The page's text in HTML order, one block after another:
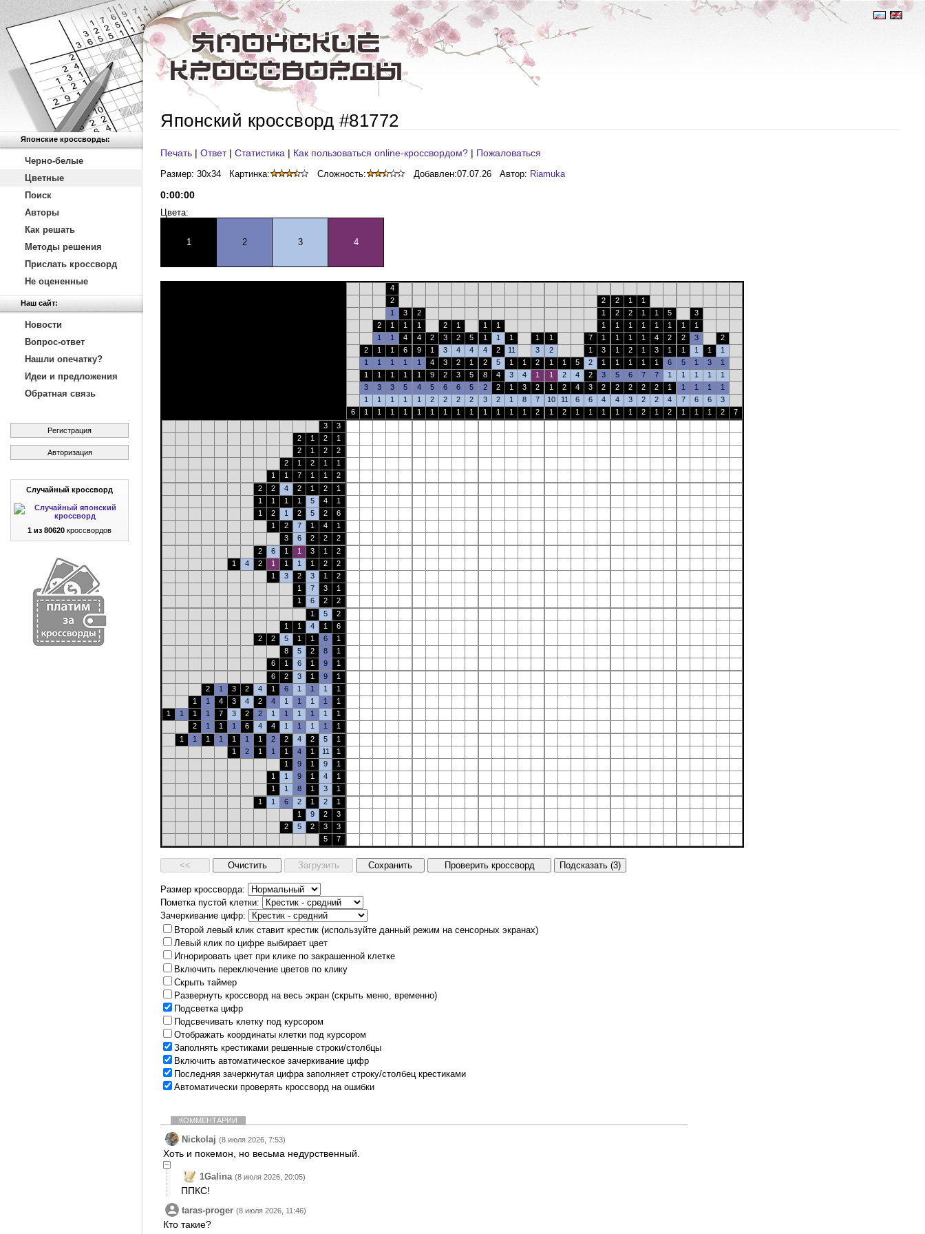
Японские кроссворды:
Черно-белые
Цветные
Поиск
Авторы
Как решать
Методы решения
Прислать кроссворд
Не оцененные
Наш сайт:
Новости
Вопрос-ответ
Нашли опечатку?
Идеи и предложения
Обратная связь
Регистрация
Авторизация
Случайный кроссворд
1 из 80620 кроссвордов
Японский кроссворд #81772
Печать | Ответ| Статистика | Как пользоваться online-кроссвордом? | Пожаловаться
Размер: 30x34 Картинка: Сложность: Добавлен:07.07.26 Автор: Riamuka
0:00:00
Цвета:
1 2 3 4
4
2
2 2 1
1
1
3 2 1 2 2 1 1 5
3
2
1 1 1 2 1 1 1 1 1 1 1 1 1 1
1
1
1 4 4 2 3 2 5 1 1 1 1 1 7 1 1 1 1 4 2 2 3
2
2
1 1 6 9 1 3 4 4 4 2 11 3 2 1 3 1 2 1 3 1 1 1 1
1
1
1 1 1 1 4 3 2 1 2 5 1 1 2 1 1 5 2 1 1 1 1 1 6 5 1 3
1
1
1 1 1 1 9 2 3 5 8 4 3 4 1 1 2 4 2 3 5 6 7 7 1 1 1 1
1
3
3 3 5 4 5 6 6 5 2 2 1 3 2 1 2 4 3 2 2 2 2 2 1 1 1 1
1
1
1 1 1 1 2 2 2 2 3 2 1 8 7 10 11 6 6 4 4 3 2 2 4 7 6 6
3
6
1 1 1 1 1 1 1 1 1 1 1 1 1 2 1 2 1 1 1 1 1 2 1 2 1 1 1 2
7
3
3
2
1 2
1
2
1 2
2
2
1 2 1
1
1
1 7 1 1
2
2
2 4 2 1 2
1
1
1 1 1 5 4
1
1
2 1 2 5 2
6
1
2 7 1 4
1
3
6 2 2
2
2
6 1 1 3 1
2
1
4 2 1 1 1 1 2
2
1
3 2 3 1
2
1
7 3
1
1
6 2
2
1
5
2
1
1 4 1
6
2
2 5 1 1 6
1
8
5 2 8
1
6
1 6 1 9
1
6
2 3 1 9
1
2
1 3 2 4 1 6 1 1 1
1
1
1 4 3 4 2 4 1 1 1 1
1
1
1 1 1 7 3 2 2 1 1 1 1 1
1
2
1 1 1 6 4 4 1 1 1 1
1
1
1 1 1 1 1 1 2 2 4 2 5
1
1
2 1 1 1 4 1 11
1
1
9 1 9
1
1
1 9 1 4
1
1
1 8 1 3
1
1
1 6 2 1 2
1
1
9 2
3
2
5 2 3
3
5
7
Размер кроссворда:
Пометка пустой клетки:
Зачеркивание цифр:
Второй левый клик ставит крестик (используйте данный режим на сенсорных экранах)
Левый клик по цифре выбирает цвет
Игнорировать цвет при клике по закрашенной клетке
Включить переключение цветов по клику
Скрыть таймер
Развернуть кроссворд на весь экран (скрыть меню, временно)
Подсветка цифр
Подсвечивать клетку под курсором
Отображать координаты клетки под курсором
Заполнять крестиками решенные строки/столбцы
Включить автоматическое зачеркивание цифр
Последняя зачеркнутая цифра заполняет строку/столбец крестиками
Автоматически проверять кроссворд на ошибки
КОММЕНТАРИИ
Nickolaj (8 июля 2026, 7:53)
Хоть и покемон, но весьма недурственный.
1Galina (8 июля 2026, 20:05)
ППКС!
taras-proger (8 июля 2026, 11:46)
Кто такие?